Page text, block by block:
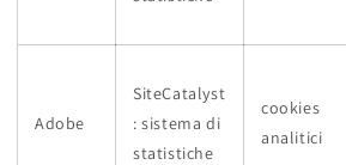
Adobe
SiteCatalyst
: sistema di
statistiche
cookies
analitici